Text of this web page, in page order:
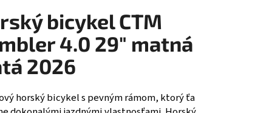
bicykel CTM
4.0 29" matná
2026
horský bicykel s pevným rámom, ktorý ťa